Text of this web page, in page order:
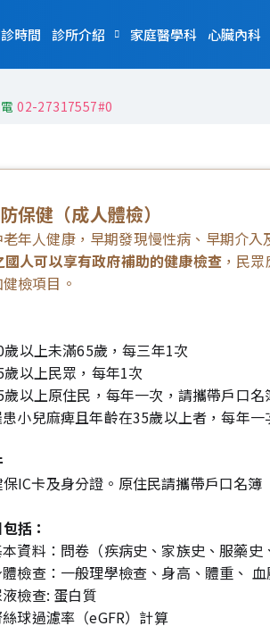
時間 診所介紹 家庭醫學科 心臟內科
02-27317557#0
保健（成人體檢）
年人健康，早期發現慢性病、早期介
國人可以享有政府補助的健康檢查 ，民
檢項目。
歲以上未滿65歲，每三年1次
歲以上民眾，每年1次
歲以上原住民，每年一次，請攜帶戶口名
小兒麻痺且年齡在35歲以上者，每年
IC卡及身分證。原住民請攜帶戶口名簿
括：
資料：問卷（疾病史、家族史、服藥史
檢查：一般理學檢查、身高、體重、
檢查: 蛋白質
球過濾率（eGFR）計算